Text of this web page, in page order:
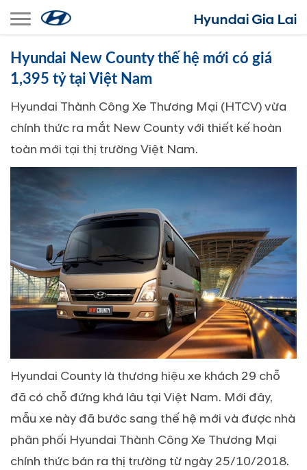
Toggle navigation
Hyundai New County thế hệ mới có giá
1,395 tỷ tại Việt Nam
Hyundai Thành Công Xe Thương Mại (HTCV) vừa
chính thức ra mắt New County với thiết kế hoàn
toàn mới tại thị trường Việt Nam.
Hyundai County là thương hiệu xe khách 29 chỗ
đã có chỗ đứng khá lâu tại Việt Nam. Mới đây,
mẫu xe này đã bước sang thế hệ mới và được nhà
phân phối Hyundai Thành Công Xe Thương Mại
chính thức bán ra thị trường từ ngày 25/10/2018.